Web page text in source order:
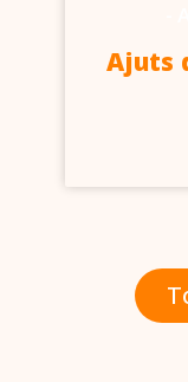
Ajuts